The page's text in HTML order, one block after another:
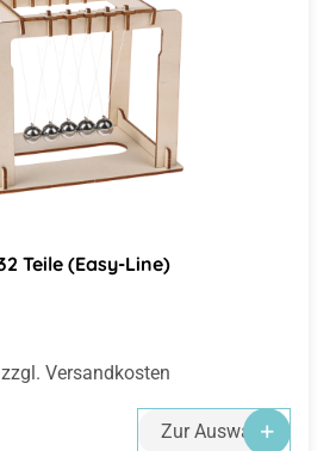
Teile (Easy-Line)
Versandkosten
Zur Auswahl